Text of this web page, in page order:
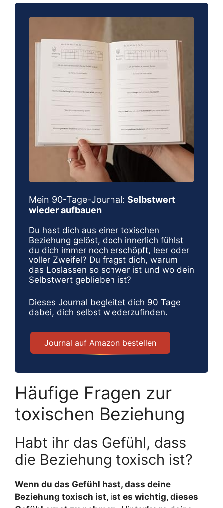
Mein 90-Tage-Journal: Selbstwert
wieder aufbauen
Du hast dich aus einer toxischen
Beziehung gelöst, doch innerlich fühlst
du dich immer noch erschöpft, leer oder
voller Zweifel? Du fragst dich, warum
das Loslassen so schwer ist und wo dein
Selbstwert geblieben ist?
Dieses Journal begleitet dich 90 Tage
dabei, dich selbst wiederzufinden.
Journal auf Amazon bestellen
Häufige Fragen zur
toxischen Beziehung
Habt ihr das Gefühl, dass
die Beziehung toxisch ist?
Wenn du das Gefühl hast, dass deine
Beziehung toxisch ist, ist es wichtig, dieses